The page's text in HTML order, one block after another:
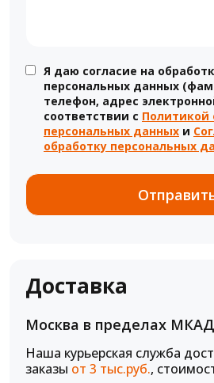
Я даю согласие на
персональных данных
телефон, адрес
соответствии с Политикой
персональных данных и
обработку персональных
Доставка
Москва в пределах МКАД
Наша курьерская служба
заказы от 3 тыс.руб.,